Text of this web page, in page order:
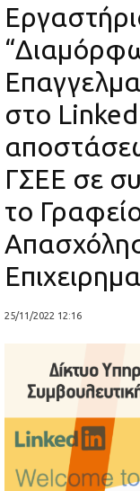
στο
ΓΣΕΕ σε
το
25/11/2022 12:16